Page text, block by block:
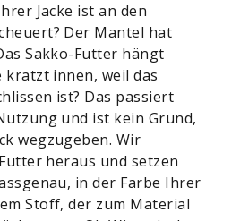
Jacke ist an den
Der Mantel hat
Sakko-Futter hängt
kratzt innen, weil das
ist? Das passiert
und ist kein Grund,
wegzugeben. Wir
heraus und setzen
in der Farbe Ihrer
Stoff, der zum Material